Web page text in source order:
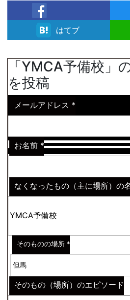
facebook
はてブ
「YMCA予備校」
を投稿
メールアドレス *
お名前 *
なくなったもの（主に場所）の
そのものの場所 *
そのもの（場所）のエピソード